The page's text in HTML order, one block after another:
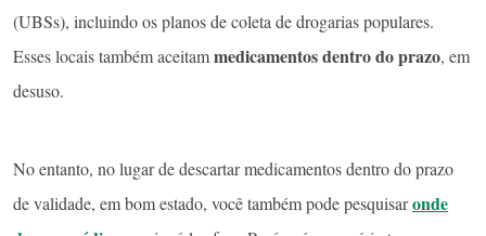
(UBSs), incluindo os planos de coleta de drogarias populares.
Esses locais também aceitammedicamentos dentro do prazo, em
desuso.
No entanto, no lugar de descartar medicamentos dentro do prazo
de validade, em bom estado, você também pode pesquisaronde